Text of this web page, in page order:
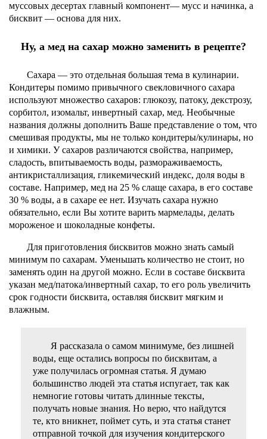
муссовых десертах главный компонент— мусс и начинка, а
бисквит — основа для них.
Ну, а мед на сахар можно заменить в рецепте?
Сахара — это отдельная большая тема в кулинарии.
Кондитеры помимо привычного свекловичного сахара
используют множество сахаров: глюкозу, патоку, декстрозу,
сорбитол, изомальт, инвертный сахар, мед. Необычные
названия должны дополнить Ваше представление о том, что
смешивая продукты, мы не только кондитеры/кулинары, но
и химики. У сахаров различаются свойства, например,
сладость, впитываемость воды, размораживаемость,
антикристаллизация, гликемический индекс, доля воды в
составе. Например, мед на 25 % слаще сахара, в его составе
30 % воды, а в сахаре ее нет. Изучать сахара нужно
обязательно, если Вы хотите варить мармелады, делать
мороженое и шоколадные конфеты.
Для приготовления бисквитов можно знать самый
минимум по сахарам. Уменьшать количество не стоит, но
заменять один на другой можно. Если в составе бисквита
указан мед/патока/инвертный сахар, то его роль увеличить
срок годности бисквита, оставляя бисквит мягким и
влажным.
Я рассказала о самом минимуме, без лишней
воды, еще остались вопросы по бисквитам, а
уже получилась огромная статья. Я думаю
большинство людей эта статья испугает, так как
немногие готовы читать длинные тексты,
получать новые знания. Но верю, что найдутся
те, кто вникнет, поймет суть, и эта статья станет
отправной точкой для изучения кондитерского